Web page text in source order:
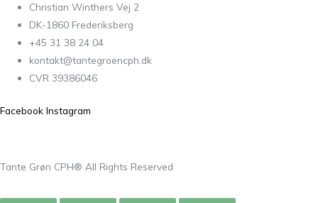
Christian Winthers Vej 2
DK-1860 Frederiksberg
+45 31 38 24 04
kontakt@tantegroencph.dk
CVR 39386046
Facebook Instagram
Tante Grøn CPH® All Rights Reserved